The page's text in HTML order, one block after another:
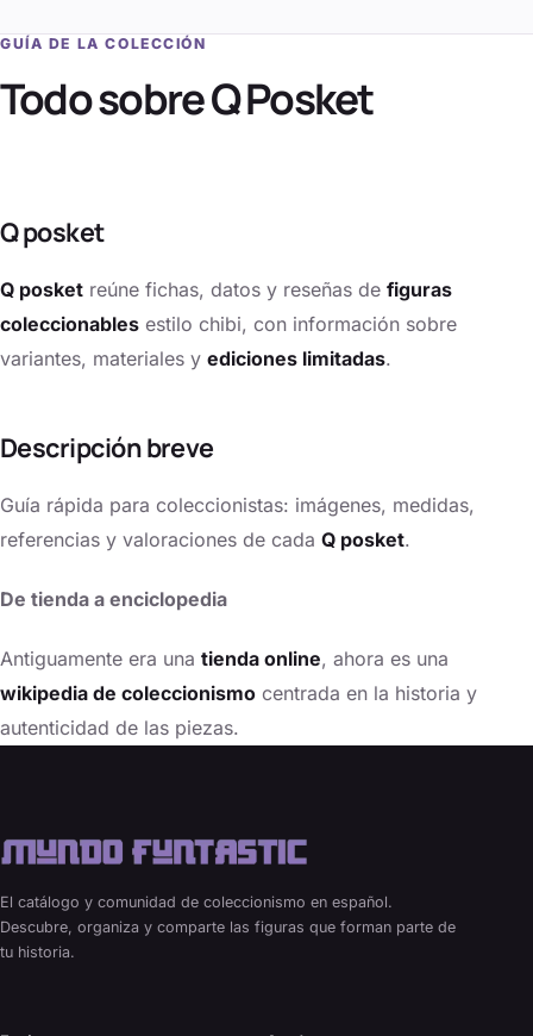
GUÍA DE LA COLECCIÓN
Todo sobreQ Posket
Q posket
Q posket reúne fichas, datos y reseñas de figuras
coleccionables estilo chibi, con información sobre
variantes, materiales y ediciones limitadas.
Descripción breve
Guía rápida para coleccionistas: imágenes, medidas,
referencias y valoraciones de cada Q posket.
De tienda a enciclopedia
Antiguamente era una tienda online, ahora es una
wikipedia de coleccionismo centrada en la historia y
autenticidad de las piezas.
El catálogo y comunidad de coleccionismo en español.
Descubre, organiza y comparte las figuras que forman parte de
tu historia.